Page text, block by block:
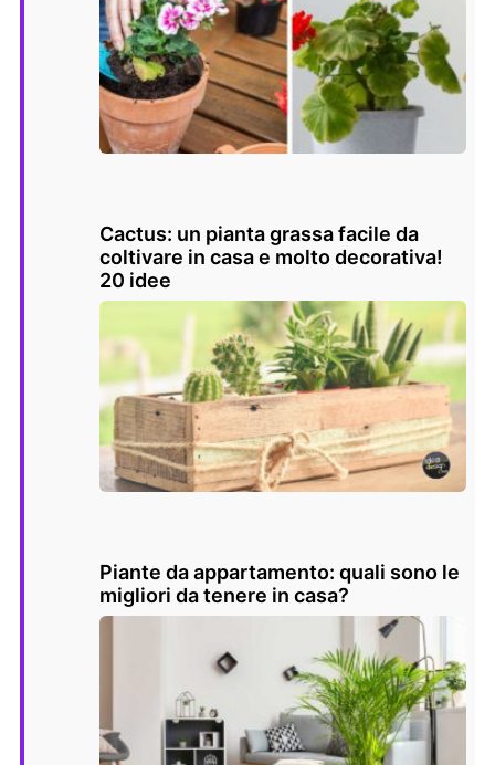
Cactus: un pianta grassa facile da
coltivare in casa e molto decorativa!
20 idee
Piante da appartamento: quali sono le
migliori da tenere in casa?